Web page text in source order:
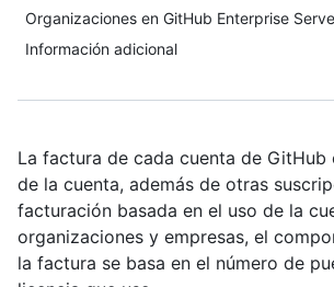
Organizaciones en GitHub Enterprise
Información adicional
La factura de cada cuenta de GitHub
de la cuenta, además de otras
facturación basada en el uso de la
organizaciones y empresas, el
la factura se basa en el número de